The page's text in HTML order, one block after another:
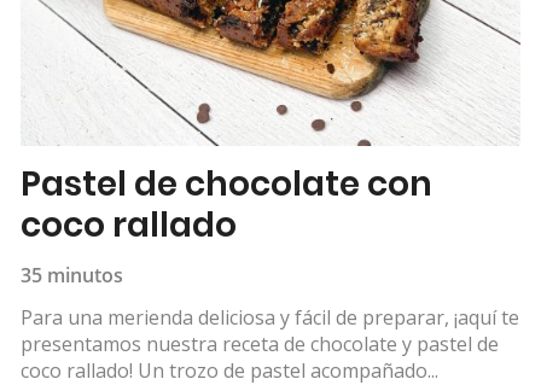
Pastel de chocolate con
coco rallado
35 minutos
Para una merienda deliciosa y fácil de preparar, ¡aquí te
presentamos nuestra receta de chocolate y pastel de
coco rallado! Un trozo de pastel acompañado...